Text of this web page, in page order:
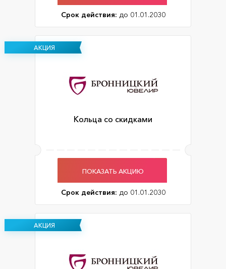
Срок действия: до 01.01.2030
АКЦИЯ
Кольца со скидками
ПОКАЗАТЬ АКЦИЮ
Срок действия: до 01.01.2030
АКЦИЯ